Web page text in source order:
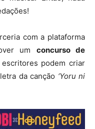
com a plataforma
um concurso de
podem criar
da canção ‘Yoru ni